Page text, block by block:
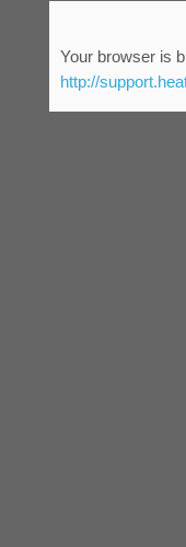
Your browser is
http://